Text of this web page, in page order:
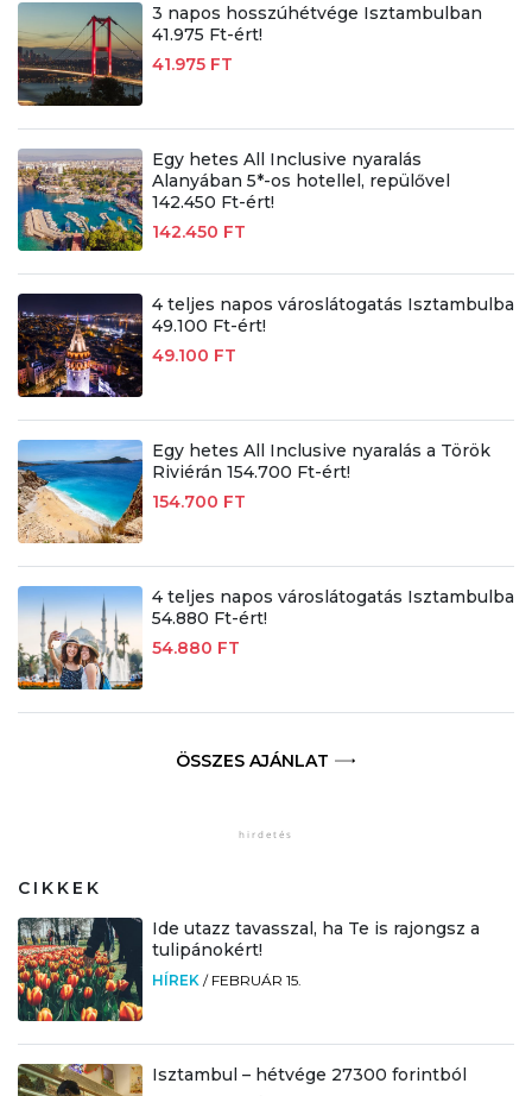
3 napos hosszúhétvége Isztambulban
41.975 Ft-ért!
41.975 FT
Egy hetes All Inclusive nyaralás
Alanyában 5*-os hotellel, repülővel
142.450 Ft-ért!
142.450 FT
4 teljes napos városlátogatás Isztambulba
49.100 Ft-ért!
49.100 FT
Egy hetes All Inclusive nyaralás a Török
Riviérán 154.700 Ft-ért!
154.700 FT
4 teljes napos városlátogatás Isztambulba
54.880 Ft-ért!
54.880 FT
ÖSSZES AJÁNLAT
CIKKEK
Ide utazz tavasszal, ha Te is rajongsz a
tulipánokért!
HÍREK / FEBRUÁR 15.
Isztambul – hétvége 27300 forintból